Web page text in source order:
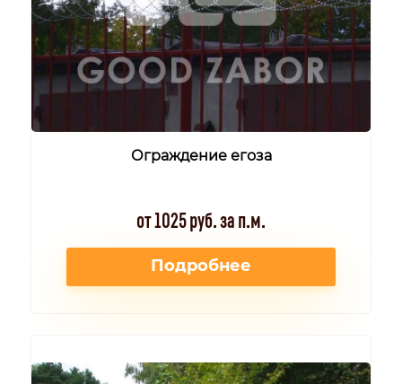
Ограждение егоза
от 1025 руб. за п.м.
Подробнее